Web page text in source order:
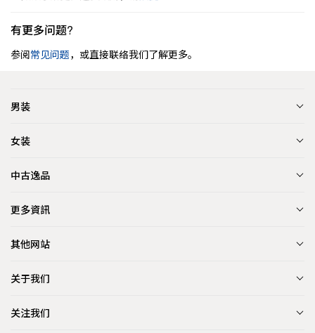
有更多问题?
参阅常见问题，或直接联络我们了解更多。
男装
女装
中古逸品
更多資訊
其他网站
关于我们
关注我们